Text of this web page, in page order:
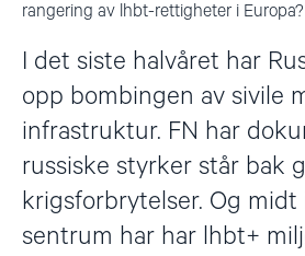
rangering av lhbt-rettigheter i Europa?
I det siste halvåret har
opp bombingen av sivile
infrastruktur. FN har
russiske styrker står bak
krigsforbrytelser. Og midt
sentrum har har lhbt+